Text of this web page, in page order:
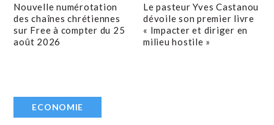
Nouvelle numérotation
des chaînes chrétiennes
sur Free à compter du 25
août 2026
Le pasteur Yves Castanou
dévoile son premier livre
« Impacter et diriger en
milieu hostile »
ECONOMIE